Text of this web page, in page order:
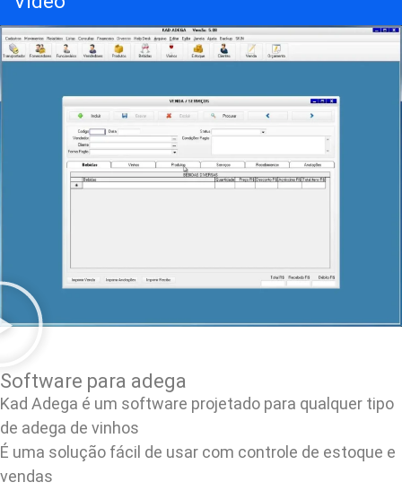
Software para adega
Kad Adega é um software projetado para qualquer tipo
de adega de vinhos
É uma solução fácil de usar com controle de estoque e
vendas